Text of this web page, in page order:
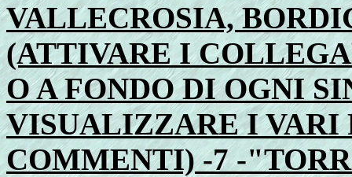
VALLECROSIA,
(ATTIVARE I
O A FONDO DI OGNI
VISUALIZZARE I
COMMENTI) -7 -